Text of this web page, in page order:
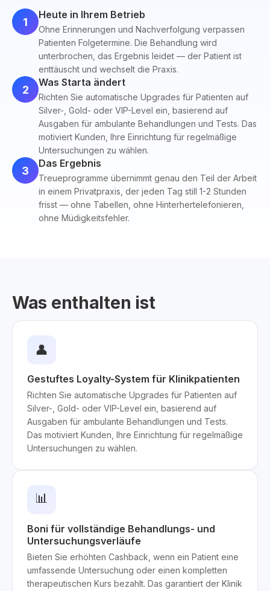
1
Heute in Ihrem Betrieb
Ohne Erinnerungen und Nachverfolgung verpassen
Patienten Folgetermine. Die Behandlung wird
unterbrochen, das Ergebnis leidet — der Patient ist
enttäuscht und wechselt die Praxis.
2
Was Starta ändert
Richten Sie automatische Upgrades für Patienten auf
Silver-, Gold- oder VIP-Level ein, basierend auf
Ausgaben für ambulante Behandlungen und Tests. Das
motiviert Kunden, Ihre Einrichtung für regelmäßige
Untersuchungen zu wählen.
3
Das Ergebnis
Treueprogramme übernimmt genau den Teil der Arbeit
in einem Privatpraxis, der jeden Tag still 1-2 Stunden
frisst — ohne Tabellen, ohne Hinterhertelefonieren,
ohne Müdigkeitsfehler.
Was enthalten ist
👤
Gestuftes Loyalty-System für Klinikpatienten
Richten Sie automatische Upgrades für Patienten auf
Silver-, Gold- oder VIP-Level ein, basierend auf
Ausgaben für ambulante Behandlungen und Tests.
Das motiviert Kunden, Ihre Einrichtung für regelmäßige
Untersuchungen zu wählen.
📊
Boni für vollständige Behandlungs- und
Untersuchungsverläufe
Bieten Sie erhöhten Cashback, wenn ein Patient eine
umfassende Untersuchung oder einen kompletten
therapeutischen Kurs bezahlt. Das garantiert der Klinik